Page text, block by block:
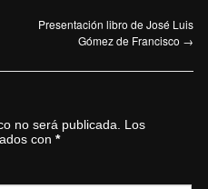
Presentación libro de José Luis
Gómez de Francisco →
no será publicada.
Los
con *